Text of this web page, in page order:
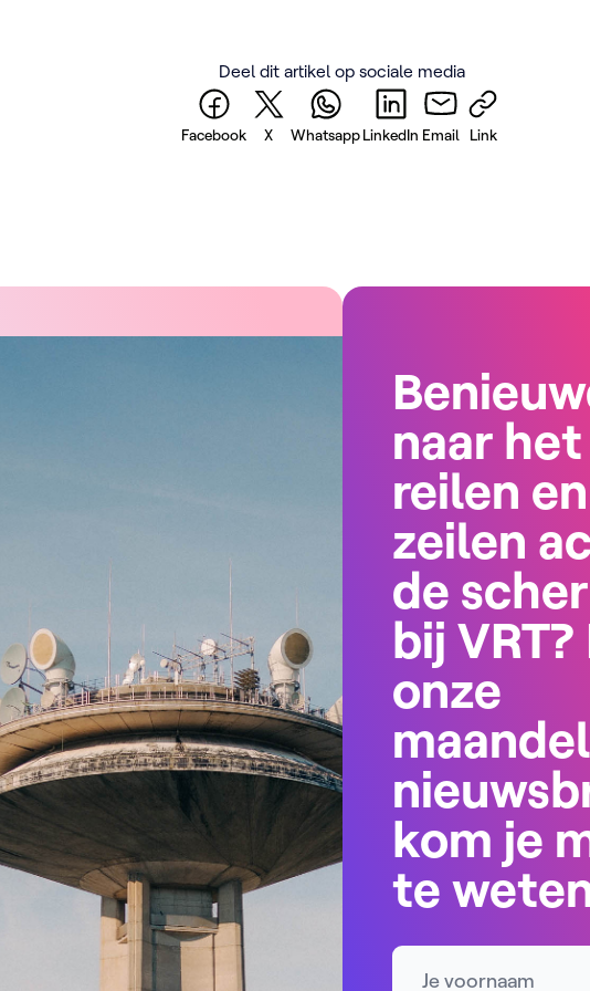
Deel dit artikel op sociale media
Facebook X WhatsappLinkedIn Email Link
naar het
reilen en
zeilen
de
bij VRT?
onze
kom je
te
Naam